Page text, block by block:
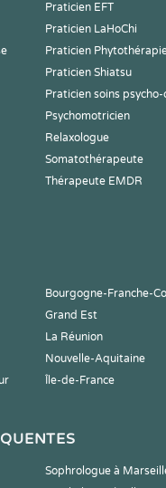
Praticien EFT
Praticien LaHoChi
Praticien
Praticien Shiatsu
Praticien soins
Psychomotricien
Relaxologue
Somatothérapeute
Thérapeute EMDR
Bourgogne-Franche-
Grand Est
La Réunion
Nouvelle-Aquitaine
Île-de-France
Sophrologue à